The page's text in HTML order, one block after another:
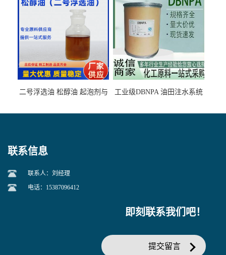
二号浮选油 松醇油 起泡剂与
工业级DBNPA 油田注水系统
联系信息
联系人：刘经理
电话：15387096412
即刻联系我们吧！
提交留言